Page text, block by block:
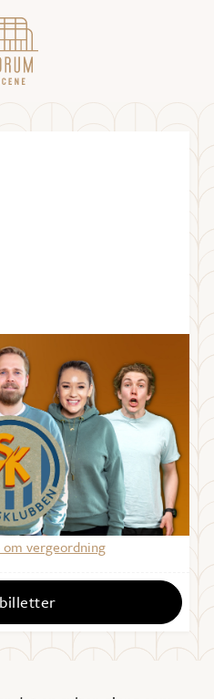
kl. 21.30
Scene
om vergeordning